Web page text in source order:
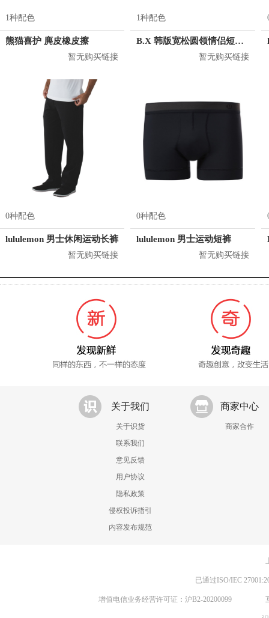
1种配色
熊猫喜护 麂皮橡皮擦
暂无购买链接
1种配色
B.X 韩版宽松圆领情侣短袖T恤 男女同款 T-6202-002001
暂无购买链接
0种配色
lululemon 男士休闲运动长裤
暂无购买链接
0种配色
lululemon 男士运动短裤
暂无购买链接
关于我们
关于识货
联系我们
意见反馈
用户协议
隐私政策
侵权投诉指引
内容发布规范
商家中心
商家合作
已通过ISO/IEC
增值电信业务经营许可证：沪B2-20200099